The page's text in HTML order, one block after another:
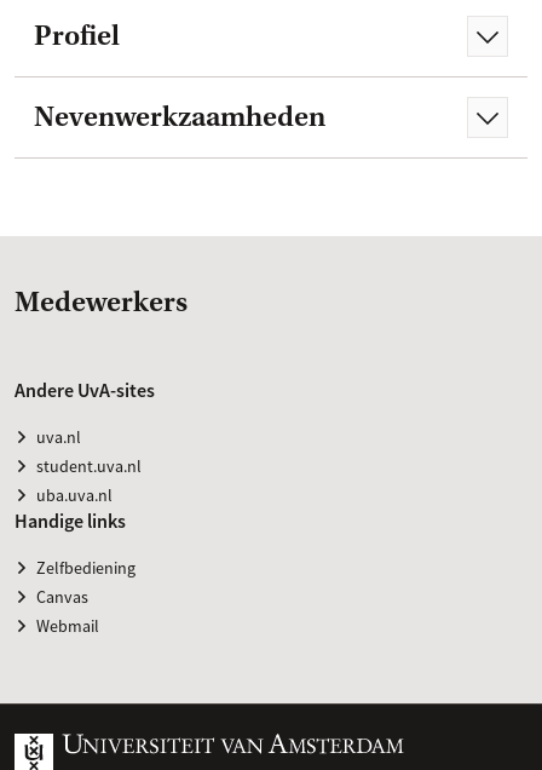
Profiel
Nevenwerkzaamheden
Medewerkers
Andere UvA-sites
uva.nl
student.uva.nl
uba.uva.nl
Handige links
Zelfbediening
Canvas
Webmail